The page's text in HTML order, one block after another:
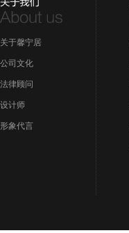
关于馨宁居
公司文化
法律顾问
设计师
形象代言